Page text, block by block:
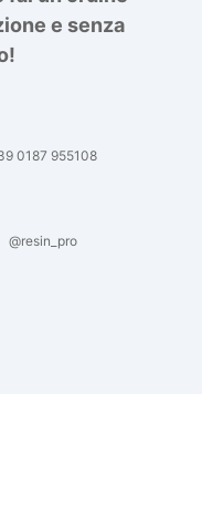
e senza
0187 955108
@resin_pro